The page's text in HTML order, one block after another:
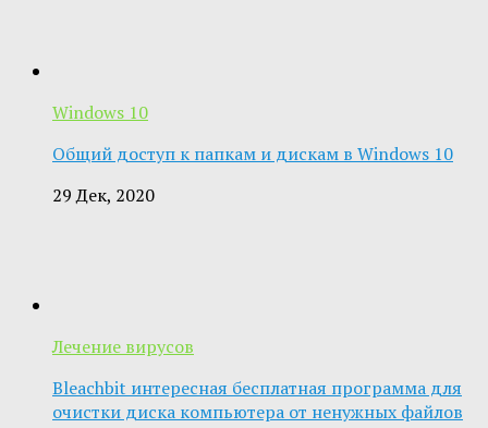
Windows 10
Общий доступ к папкам и дискам в Windows 10
29 Дек, 2020
Лечение вирусов
Bleachbit интересная бесплатная программа для
очистки диска компьютера от ненужных файлов